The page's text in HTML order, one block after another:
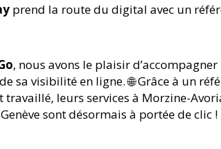
prend la route du digital avec un
, nous avons le plaisir d’accompagner
sa visibilité en ligne. 🌐 Grâce à un
travaillé, leurs services à Morzine-
sont désormais à portée de clic !